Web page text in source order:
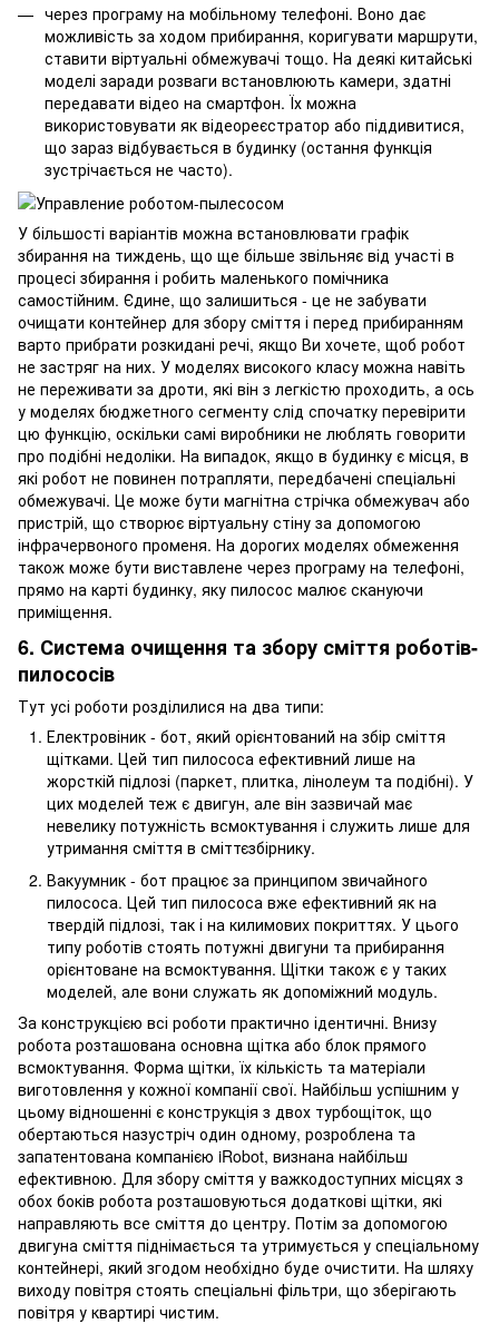
через програму на мобільному телефоні. Воно дає
можливість за ходом прибирання, коригувати маршрути,
ставити віртуальні обмежувачі тощо. На деякі китайські
моделі заради розваги встановлюють камери, здатні
передавати відео на смартфон. Їх можна
використовувати як відеореєстратор або піддивитися,
що зараз відбувається в будинку (остання функція
зустрічається не часто).
У більшості варіантів можна встановлювати графік
збирання на тиждень, що ще більше звільняє від участі в
процесі збирання і робить маленького помічника
самостійним. Єдине, що залишиться - це не забувати
очищати контейнер для збору сміття і перед прибиранням
варто прибрати розкидані речі, якщо Ви хочете, щоб робот
не застряг на них. У моделях високого класу можна навіть
не переживати за дроти, які він з легкістю проходить, а ось
у моделях бюджетного сегменту слід спочатку перевірити
цю функцію, оскільки самі виробники не люблять говорити
про подібні недоліки. На випадок, якщо в будинку є місця, в
які робот не повинен потрапляти, передбачені спеціальні
обмежувачі. Це може бути магнітна стрічка обмежувач або
пристрій, що створює віртуальну стіну за допомогою
інфрачервоного променя. На дорогих моделях обмеження
також може бути виставлене через програму на телефоні,
прямо на карті будинку, яку пилосос малює скануючи
приміщення.
6. Система очищення та збору сміття роботів-
пилососів
Тут усі роботи розділилися на два типи:
Електровіник - бот, який орієнтований на збір сміття
щітками. Цей тип пилососа ефективний лише на
жорсткій підлозі (паркет, плитка, лінолеум та подібні). У
цих моделей теж є двигун, але він зазвичай має
невелику потужність всмоктування і служить лише для
утримання сміття в сміттєзбірнику.
Вакуумник - бот працює за принципом звичайного
пилососа. Цей тип пилососа вже ефективний як на
твердій підлозі, так і на килимових покриттях. У цього
типу роботів стоять потужні двигуни та прибирання
орієнтоване на всмоктування. Щітки також є у таких
моделей, але вони служать як допоміжний модуль.
За конструкцією всі роботи практично ідентичні. Внизу
робота розташована основна щітка або блок прямого
всмоктування. Форма щітки, їх кількість та матеріали
виготовлення у кожної компанії свої. Найбільш успішним у
цьому відношенні є конструкція з двох турбощіток, що
обертаються назустріч один одному, розроблена та
запатентована компанією iRobot, визнана найбільш
ефективною. Для збору сміття у важкодоступних місцях з
обох боків робота розташовуються додаткові щітки, які
направляють все сміття до центру. Потім за допомогою
двигуна сміття піднімається та утримується у спеціальному
контейнері, який згодом необхідно буде очистити. На шляху
виходу повітря стоять спеціальні фільтри, що зберігають
повітря у квартирі чистим.